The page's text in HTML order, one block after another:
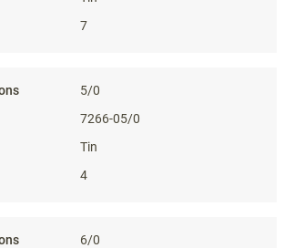
7
5/0
7266-05/0
Tin
4
6/0